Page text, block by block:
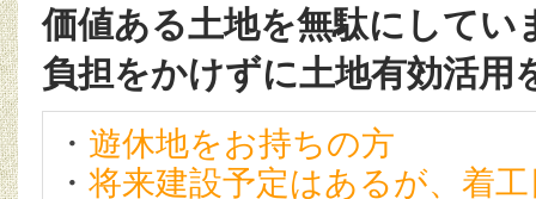
価値ある土地を無駄にしてい
負担をかけずに土地有効活用
・ 遊休地をお持ちの方
・ 将来建設予定はあるが、着